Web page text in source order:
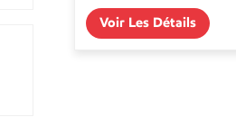
Voir Les Détails